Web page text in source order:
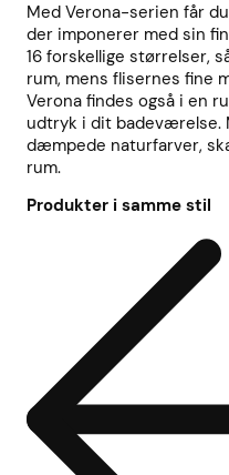
Med Verona-serien får
der imponerer med sin
16 forskellige størrelser,
rum, mens flisernes fine
Verona findes også i en
udtryk i dit badeværelse.
dæmpede naturfarver,
rum.
Produkter i samme stil